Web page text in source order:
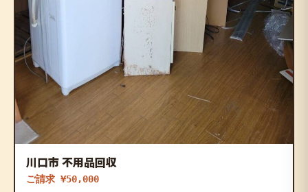
川口市 不用品回収
ご請求 ¥50,000